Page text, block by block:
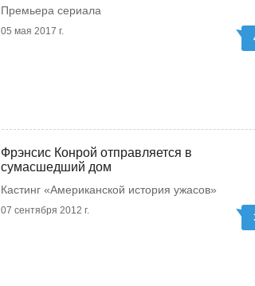
Премьера сериала
05 мая 2017 г.
Фрэнсис Конрой отправляется в
сумасшедший дом
Кастинг «Американской история ужасов»
07 сентября 2012 г.